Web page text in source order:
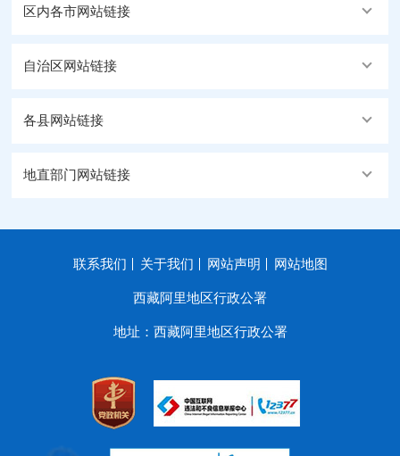
区内各市网站链接
自治区网站链接
各县网站链接
地直部门网站链接
联系我们 关于我们 网站声明 网站地图
西藏阿里地区行政公署
地址：西藏阿里地区行政公署